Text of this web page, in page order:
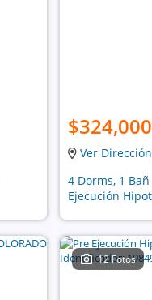
$324,000
Ver Dirección
4 Dorms, 1
Ejecución
12 Fotos